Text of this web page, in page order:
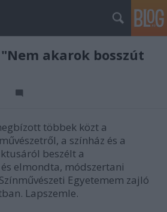
akarok bosszút
többek közt a
a színház és a
beszélt a
elmondta, módszertani
Egyetemem zajló
Lapszemle.